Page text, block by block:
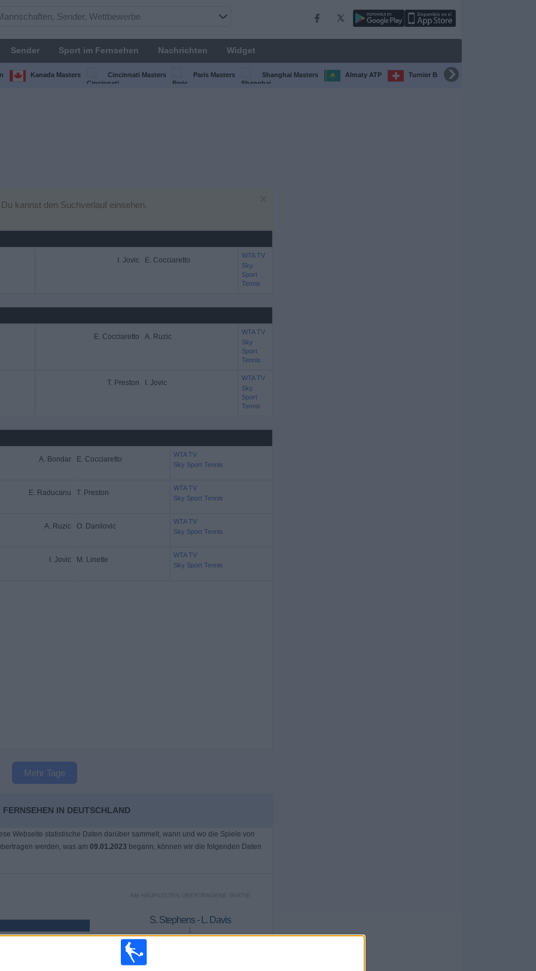
Sender Sport im Fernsehen Nachrichten Widget
Kanada Masters Cincinnati Masters Paris Masters Shanghai Masters Almaty ATP Turnier Basel
kannst den Suchverlauf einsehen.
I. Jovic E. Cocciaretto
WTA TV
Sky
Sport
Tennis
E. Cocciaretto A. Ruzic
WTA TV
Sky
Sport
Tennis
T. Preston I. Jovic
WTA TV
Sky
Sport
Tennis
A. Bondar E. Cocciaretto
WTA TV
Sky Sport Tennis
E. Raducanu T. Preston
WTA TV
Sky Sport Tennis
A. Ruzic O. Danilovic
WTA TV
Sky Sport Tennis
I. Jovic M. Linette
WTA TV
Sky Sport Tennis
Mehr Tage
IN DEUTSCHLAND
Webseite statistische Daten darüber sammelt, wann und wo die Spiele von
werden, was am 09.01.2023 begann, können wir die folgenden Daten
AM HÄUFIGSTEN ÜBERTRAGENE PARTIE
S. Stephens - L. Davis
1